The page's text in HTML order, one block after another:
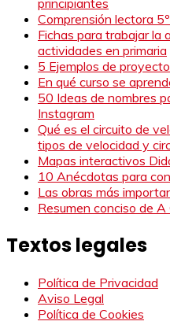
Comprensión lectora
Fichas para trabajar la
actividades en primaria
5 Ejemplos de
En qué curso se
50 Ideas de nombres
Instagram
Qué es el circuito de
tipos de velocidad y
Mapas interactivos
10 Anécdotas para
Las obras más
Resumen conciso de
Textos legales
Política de Privacidad
Aviso Legal
Política de Cookies